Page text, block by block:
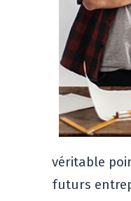
véritable
futurs